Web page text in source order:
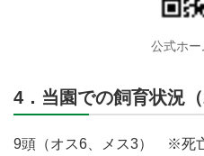
公式ホ
4．当園での飼育状況
9頭（オス6、メス3） ※死